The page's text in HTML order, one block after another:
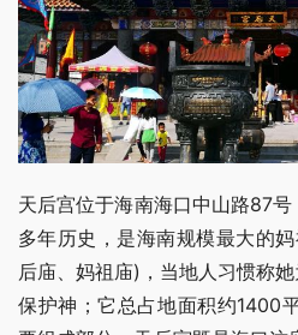
天后宫位于海南海口中山路87
多年历史，是海南规模最大的
后庙、妈祖庙)，当地人习惯称
保护神；它总占地面积约1400